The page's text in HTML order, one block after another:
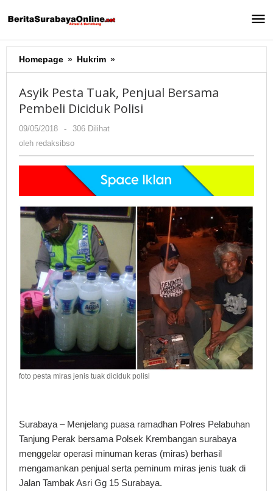
ke
Homepage » Hukrim »
Pesta
Penjual
Bersama
Asyik Pesta Tuak, Penjual Bersama
Pembeli Diciduk Polisi
09/05/2018
oleh
redaksibso
-
306 Dilihat
oleh redaksibso
foto pesta miras jenis tuak diciduk polisi
Surabaya – Menjelang puasa ramadhan Polres Pelabuhan
Tanjung Perak bersama Polsek Krembangan surabaya
menggelar operasi minuman keras (miras) berhasil
mengamankan penjual serta peminum miras jenis tuak di
Jalan Tambak Asri Gg 15 Surabaya.